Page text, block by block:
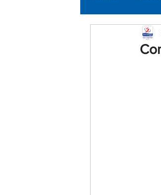
Fundamental II